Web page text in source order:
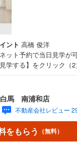
ント 高橋 俊洋
ット予約で当日見学が
学する】をクリック（
～21:00はお電話で
●2026年3月リフォーム
歩5分圏内【Yahoo！ 不
店で物件を成約する
◆エステート白馬の5大
のファイナンシャルプラ
白馬 南浦和店
不動産会社レビュー
をもらう （無料）